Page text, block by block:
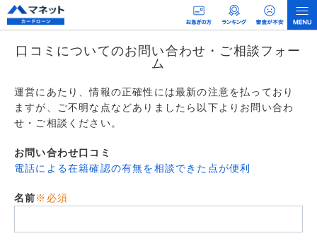
口コミについてのお問い合わせ・ご相談フォー
ム
運営にあたり、情報の正確性には最新の注意を払っており
ますが、ご不明な点などありましたら以下よりお問い合わ
せ・ご相談ください。
お問い合わせ口コミ
電話による在籍確認の有無を相談できた点が便利
名前※必須